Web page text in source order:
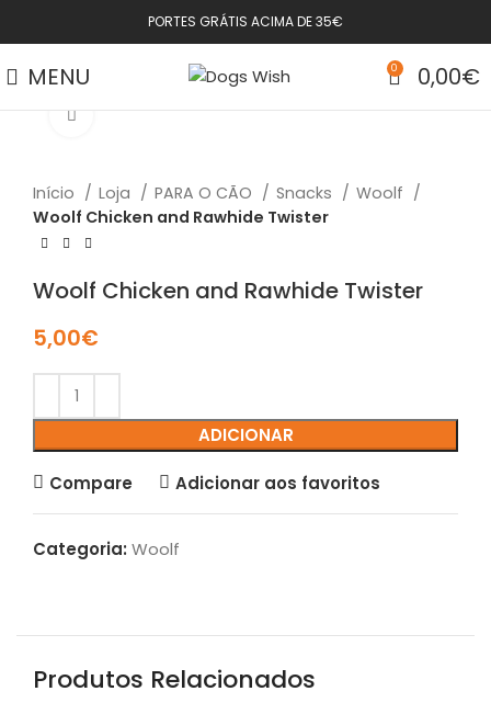
PORTES GRÁTIS ACIMA DE 35€
MENU 0 0,00€
Click to enlarge
Início Loja PARA O CÃO Snacks
Woolf
Woolf Chicken and Rawhide Twister
Woolf Chicken and Rawhide Twister
5,00€
ADICIONAR
Compare Adicionar aos favoritos
Categoria: Woolf
Produtos Relacionados